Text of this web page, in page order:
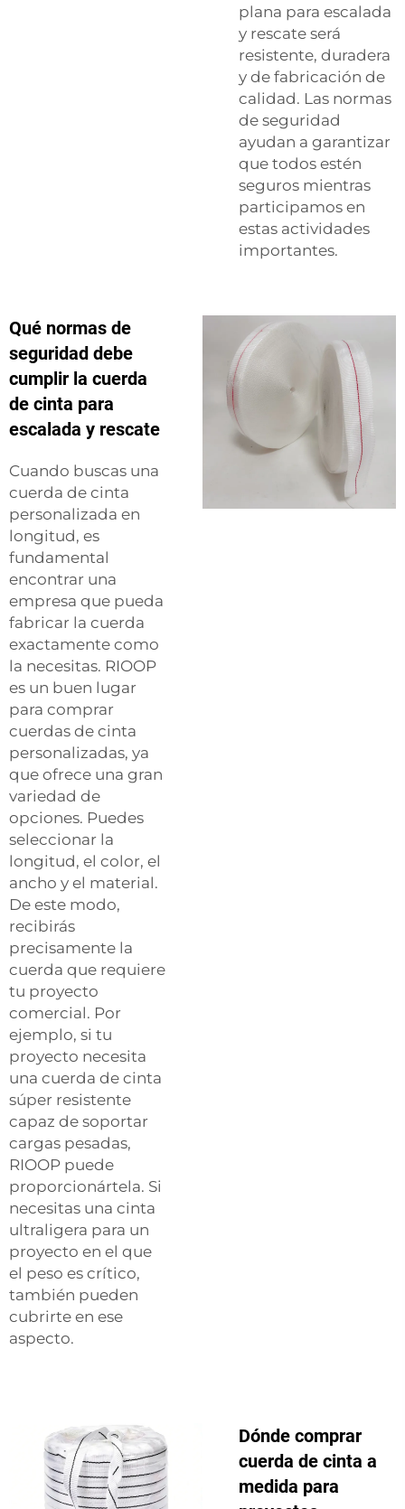
plana para escalada
y rescate será
resistente, duradera
y de fabricación de
calidad. Las normas
de seguridad
ayudan a garantizar
que todos estén
seguros mientras
participamos en
estas actividades
importantes.
Qué normas de
seguridad debe
cumplir la cuerda
de cinta para
escalada y rescate
Cuando buscas una
cuerda de cinta
personalizada en
longitud, es
fundamental
encontrar una
empresa que pueda
fabricar la cuerda
exactamente como
la necesitas. RIOOP
es un buen lugar
para comprar
cuerdas de cinta
personalizadas, ya
que ofrece una gran
variedad de
opciones. Puedes
seleccionar la
longitud, el color, el
ancho y el material.
De este modo,
recibirás
precisamente la
cuerda que requiere
tu proyecto
comercial. Por
ejemplo, si tu
proyecto necesita
una cuerda de cinta
súper resistente
capaz de soportar
cargas pesadas,
RIOOP puede
proporcionártela. Si
necesitas una cinta
ultraligera para un
proyecto en el que
el peso es crítico,
también pueden
cubrirte en ese
aspecto.
Dónde comprar
cuerda de cinta a
medida para